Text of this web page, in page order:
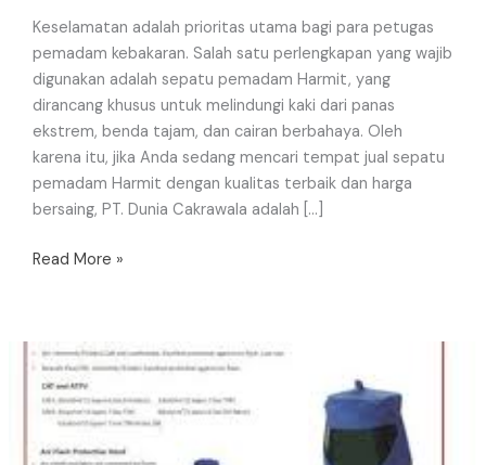
Keselamatan adalah prioritas utama bagi para petugas
pemadam kebakaran. Salah satu perlengkapan yang wajib
digunakan adalah sepatu pemadam Harmit, yang
dirancang khusus untuk melindungi kaki dari panas
ekstrem, benda tajam, dan cairan berbahaya. Oleh
karena itu, jika Anda sedang mencari tempat jual sepatu
pemadam Harmit dengan kualitas terbaik dan harga
bersaing, PT. Dunia Cakrawala adalah […]
Read More »
Baju
Pemadam
Kebakaran
Lakeland